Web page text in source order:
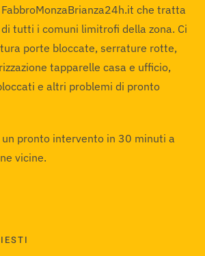
che tratta
di tutti i comuni limitrofi della zona. Ci
porte bloccate, serrature rotte,
tapparelle casa e ufficio,
e altri problemi di pronto
pronto intervento in 30 minuti a
vicine.